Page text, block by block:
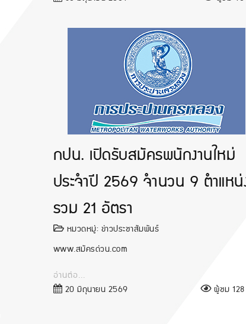
กปน. เปิดรับสมัครพนักงานใหม่
ประจำปี 2569 จำนวน 9 ตำแหน่
รวม 21 อัตรา
หมวดหมู่: ข่าวประชาสัมพันธ์
www.สมัครด่วน.com
อ่านต่อ...
20 มิถุนายน 2569
ผู้ชม 128